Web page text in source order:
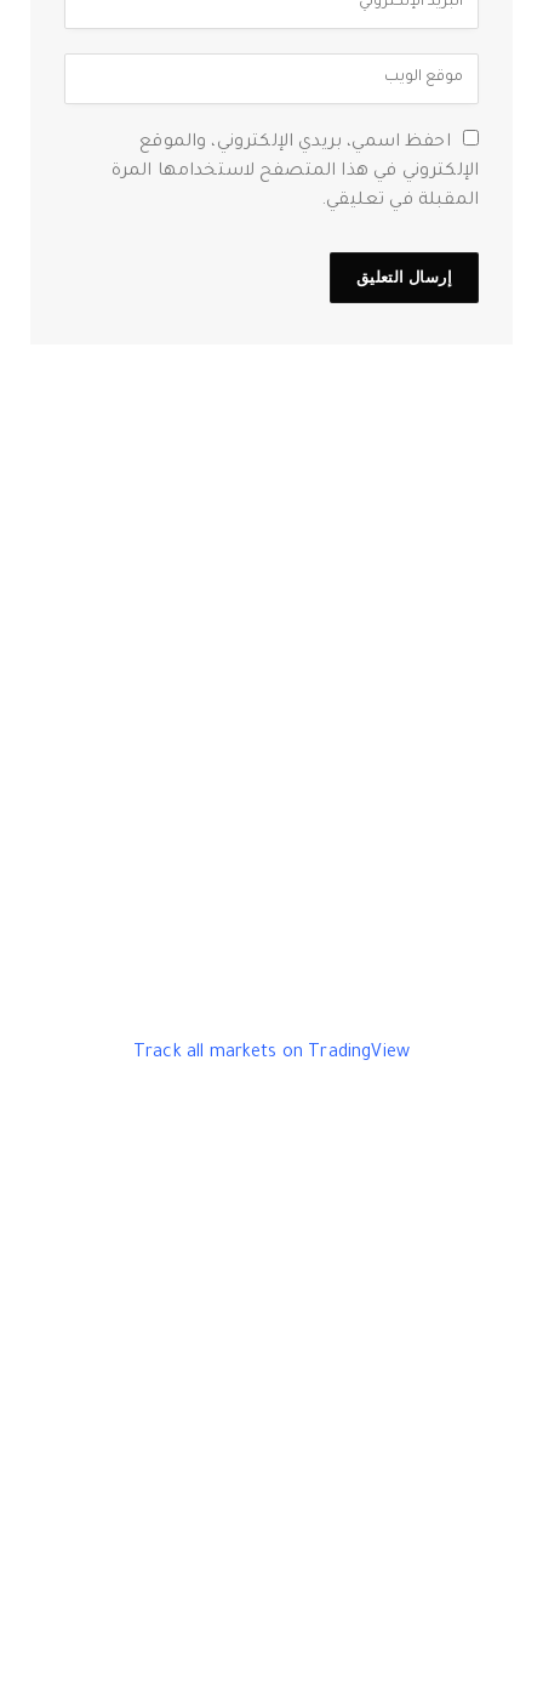
احفظ اسمي، بريدي الإلكتروني، والموقع
الإلكتروني في هذا المتصفح لاستخدامها المرة
المقبلة في تعليقي.
Track all markets on TradingView